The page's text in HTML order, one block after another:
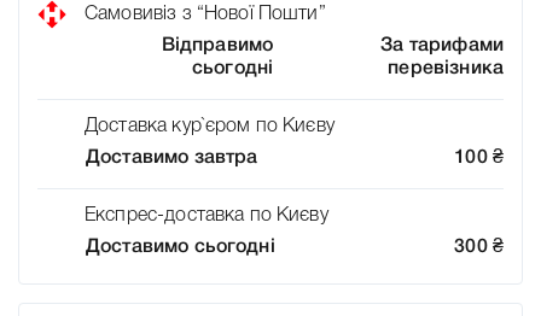
Самовивіз з “Нової Пошти”
Відправимо
сьогодні
За тарифами
перевізника
Доставка кур`єром по Києву
Доставимо завтра
100 ₴
Експрес-доставка по Києву
Доставимо сьогодні
300 ₴